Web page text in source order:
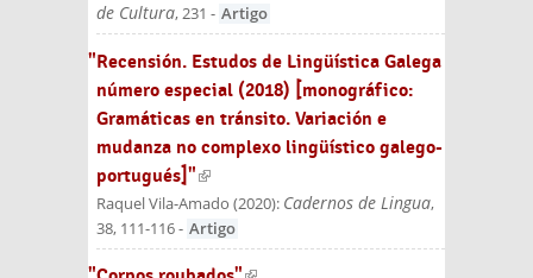
de Cultura, 231 - Artigo
"Recensión. Estudos de Lingüística Galega
número especial (2018) [monográfico:
Gramáticas en tránsito. Variación e
mudanza no complexo lingüístico galego-
portugués]"(link is external)
Raquel Vila-Amado (2020): Cadernos de Lingua,
38, 111-116- Artigo